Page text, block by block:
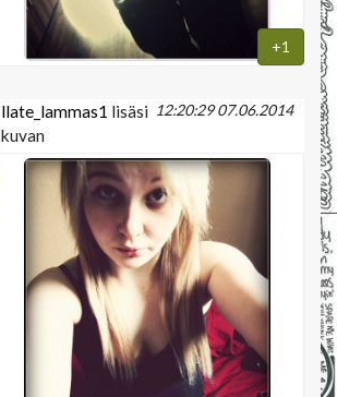
+1
12:20:29 07.06.2014
llate_lammas1 lisäsi
kuvan